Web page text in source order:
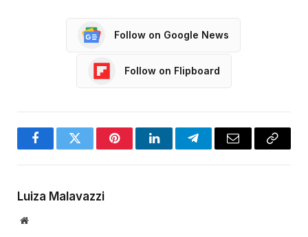
Follow on Google News
Follow on Flipboard
FacebookTwitter PinterestLinkedInTelegramEmail
Copy
Luiza Malavazzi
Website